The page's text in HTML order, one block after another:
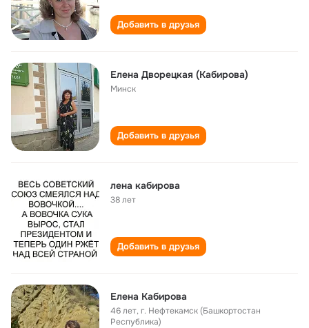
Добавить в друзья
Елена Дворецкая (Кабирова)
Минск
Добавить в друзья
лена кабирова
38 лет
Добавить в друзья
Елена Кабирова
46 лет,г. Нефтекамск (Башкортостан
Республика)